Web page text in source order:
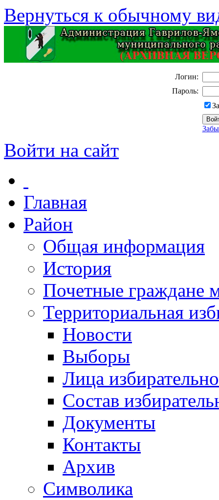
Вернуться к обычному
Логин:
Пароль:
Войти на сайт
Главная
Район
Общая информация
История
Почетные граждане
Территориальная
Новости
Выборы
Лица
Состав
Документы
Контакты
Архив
Символика